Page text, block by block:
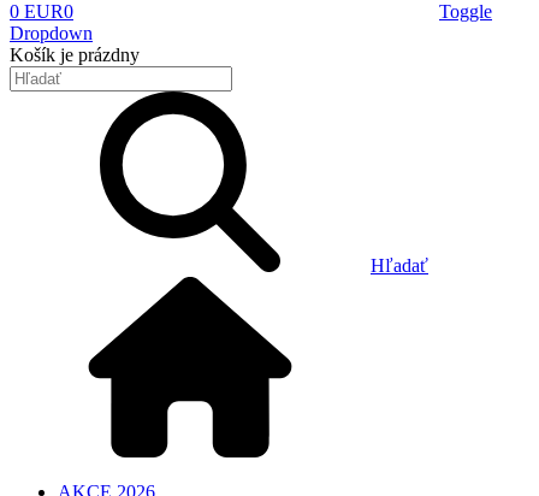
0 EUR0
Toggle
Dropdown
Košík je prázdny
Hľadať
AKCE 2026